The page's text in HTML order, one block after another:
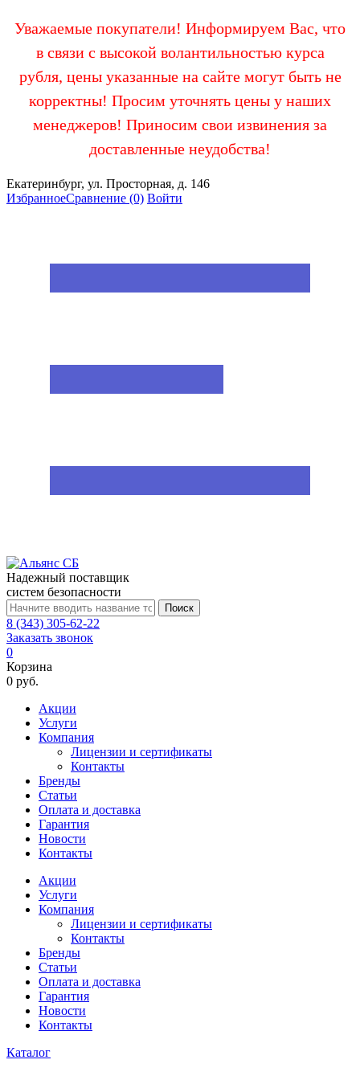
Уважаемые покупатели! Информируем Вас, что
в связи с высокой волантильностью курса
рубля, цены указанные на сайте могут быть не
корректны! Просим уточнять цены у наших
менеджеров! Приносим свои извинения за
доставленные неудобства!
Екатеринбург, ул. Просторная, д. 146
ИзбранноеСравнение (0) Войти
Надежный поставщик
систем безопасности
Поиск
8 (343) 305-62-22
Заказать звонок
0
Корзина
0 руб.
Акции
Услуги
Компания
Лицензии и сертификаты
Контакты
Бренды
Статьи
Оплата и доставка
Гарантия
Новости
Контакты
Акции
Услуги
Компания
Лицензии и сертификаты
Контакты
Бренды
Статьи
Оплата и доставка
Гарантия
Новости
Контакты
Каталог